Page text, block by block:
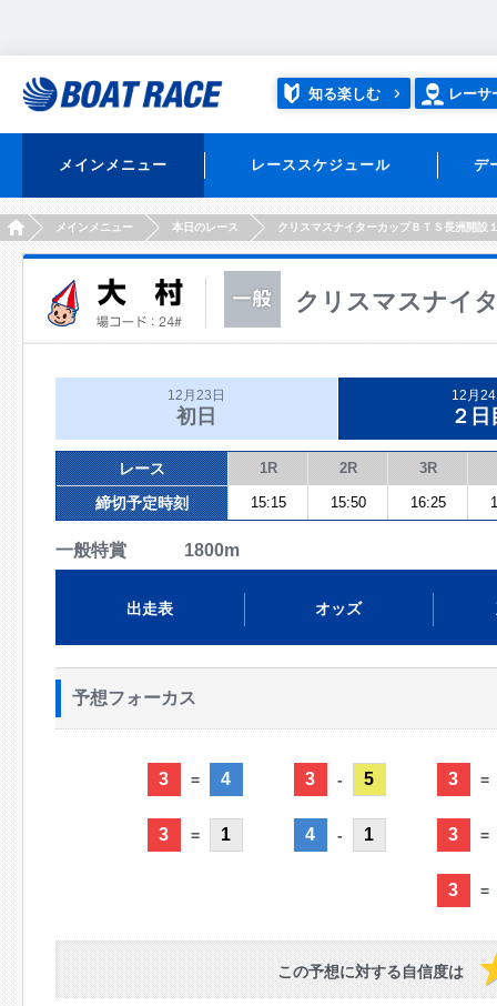
知る楽しむ レーサ
メインメニュー レーススケジュール デ
HOMEメインメニュー 本日のレース クリスマスナイターカップＢＴＳ長洲開設
クリスマスナイ
12月23日
初日
12月
２日
レース 1R 2R 3R
締切予定時刻 15:15 15:50 16:25
一般特賞 1800m
出走表 オッズ
予想フォーカス
3 = 4
3 = 1
3 - 5
4 - 1
3 =
3 =
3 =
この予想に対する自信度は